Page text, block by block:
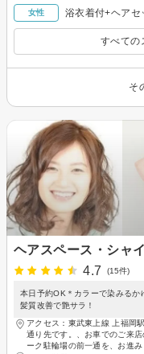
女性 浴衣着付+ヘア
すべての
そ
ヘアスペース・シャ
4.7
(15件)
本日予約OK＊カラーで染みる
髪質改善で艶サラ！
アクセス：東武東上線 上福岡
通り先です。、お車でのご来
ーク駐輪場の前一通を、お進